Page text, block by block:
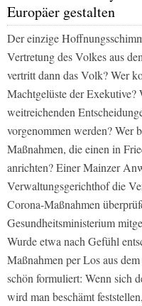
Europäer gestalten
Der einzige
Vertretung des Volkes aus
vertritt dann das Volk? Wer
Machtgelüste der Exekutive?
weitreichenden
vorgenommen werden? Wer
Maßnahmen, die einen in
anrichten? Einer Mainzer
Verwaltungsgerichthof die
Corona-Maßnahmen
Gesundheitsministerium
Wurde etwa nach Gefühl
Maßnahmen per Los aus
schön formuliert: Wenn sich
wird man beschämt